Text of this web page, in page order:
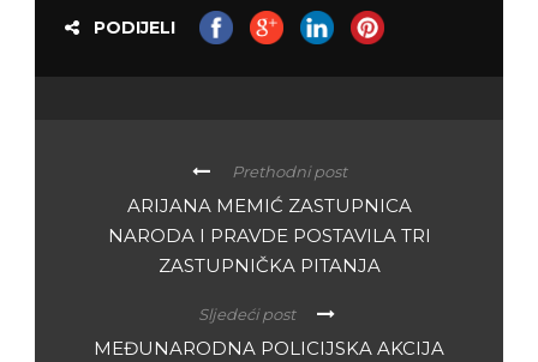
PODIJELI
Prethodni post
ARIJANA MEMIĆ ZASTUPNICA
NARODA I PRAVDE POSTAVILA TRI
ZASTUPNIČKA PITANJA
Sljedeći post
MEĐUNARODNA POLICIJSKA AKCIJA